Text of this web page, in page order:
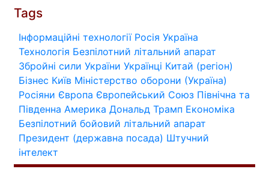
Tags
Інформаційні технології Росія Україна
Технологія Безпілотний літальний апарат
Збройні сили України Українці Китай (регіон)
Бізнес Київ Міністерство оборони (Україна)
Росіяни Європа Європейський Союз Північна та
Південна Америка Дональд Трамп Економіка
Безпілотний бойовий літальний апарат
Президент (державна посада) Штучний
інтелект